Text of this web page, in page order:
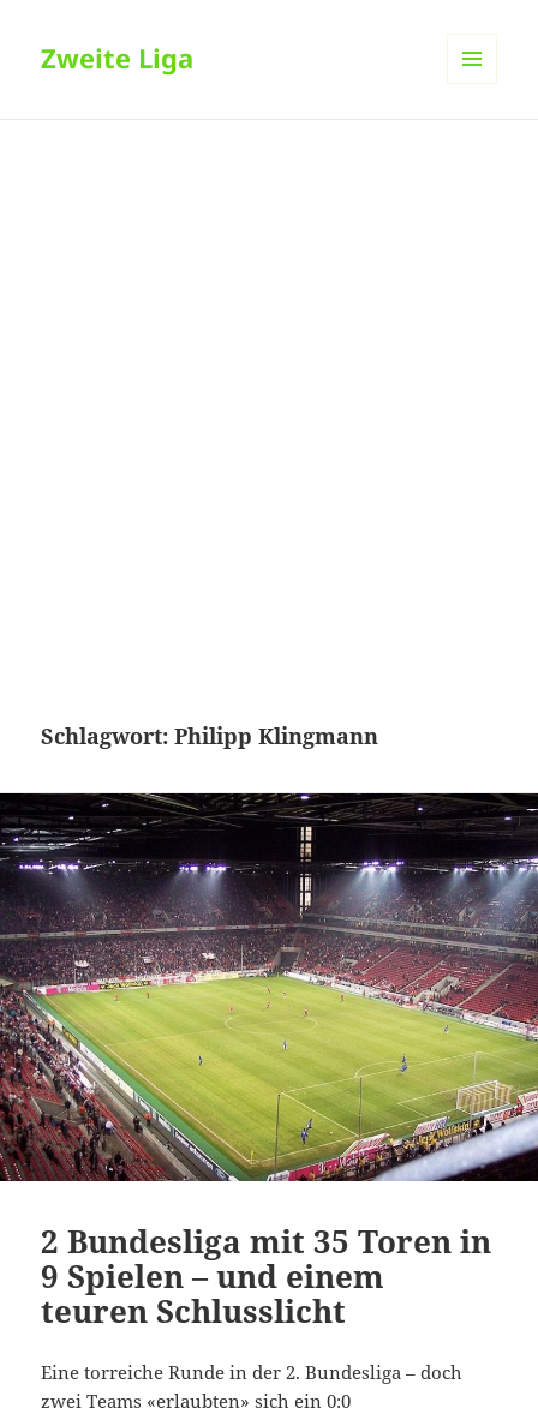
Zweite Liga
Schlagwort:Philipp Klingmann
2 Bundesliga mit 35 Toren in
9 Spielen – und einem
teuren Schlusslicht
Eine torreiche Runde in der 2. Bundesliga – doch
zwei Teams «erlaubten» sich ein 0:0